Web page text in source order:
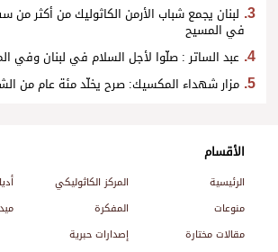
لبنان يجمع شباب الأرمن الكاثوليك من أكثر
في المسيح
عبد الساتر : صلّوا لأجل السلام في لبنان وفي
مزار شهداء المكسيك: صرح يخلّد مئة عام من
الأقسام
الرئيسية المركز الكاثوليكي
منوعات
المفكرة
مقالات مختارة
إصدارات حبرية